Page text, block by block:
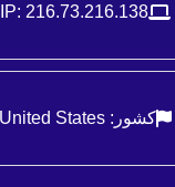
IP: 216.73.216.138
کشور: United States